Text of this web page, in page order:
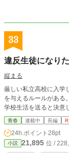
33
違反生徒になり
縦まる
厳しい私立高校に入学した田口彩乃。 この高校
を与えるルールがある。 彩乃は「お仕置きを受けない」と決意し優等生として
学校生活を送ると決意
青春 連載中 長編
24h.ポイント 28pt
小説 21,895 位 /